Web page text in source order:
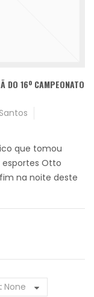
DO 16º CAMPEONATO
que tomou
Otto
na noite deste
None